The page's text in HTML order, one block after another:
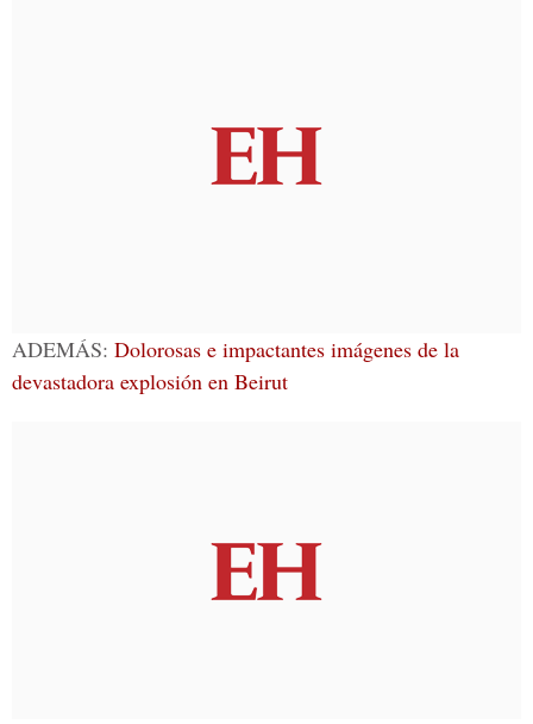
ADEMÁS: Dolorosas e impactantes imágenes de la
devastadora explosión en Beirut